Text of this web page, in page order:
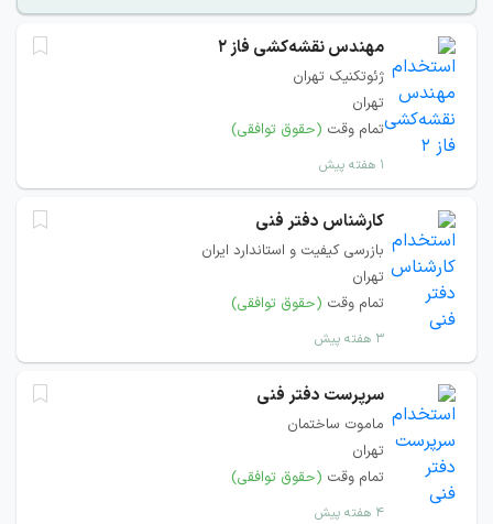
مهندس نقشه‌کشی فاز ۲
ژئوتکنیک تهران
تهران
تمام وقت (حقوق توافقی)
۱ هفته پیش
کارشناس دفتر فنی
بازرسی کیفیت و استاندارد ایران
تهران
تمام وقت (حقوق توافقی)
۳ هفته پیش
سرپرست دفتر فنی
ماموت ساختمان
تهران
تمام وقت (حقوق توافقی)
۴ هفته پیش